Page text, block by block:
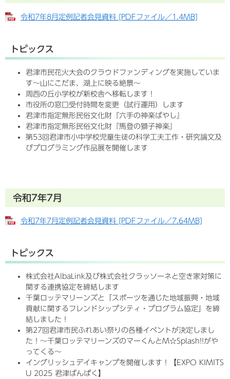
令和7年8月定例記者会見資料 [PDFファイル／1.4MB]
トピックス
君津市民花火大会のクラウドファンディングを実施していま
す〜山にこだま、湖上に映る絶景〜
周西の丘小学校が新校舎へ移転します！
市役所の窓口受付時間を変更（試行運用）します
君津市指定無形民俗文化財『六手の神楽ばやし』
君津市指定無形民俗文化財『馬登の獅子神楽』
第53回君津市小中学校児童生徒の科学工夫工作・研究論文及
びプログラミング作品展を開催します
令和7年7月
令和7年7月定例記者会見資料 [PDFファイル／7.64MB]
トピックス
株式会社AlbaLink及び株式会社クラッソーネと空き家対策に
関する連携協定を締結します
千葉ロッテマリーンズと「スポーツを通じた地域振興・地域
貢献に関するフレンドシップシティ・プログラム協定」を締
結しました！
第27回君津市民ふれあい祭りの各種イベントが決定しまし
た！〜千葉ロッテマリーンズのマーくんとM☆Splash!!がや
ってくる〜
イングリッシュデイキャンプを開催します！【EXPO KIMITS
U 2025 君津ばんぱく】